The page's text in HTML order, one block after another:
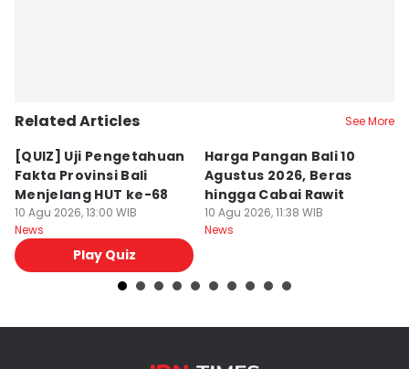
Related Articles See More
[QUIZ] Uji Pengetahuan
Fakta Provinsi Bali
Menjelang HUT ke-68
10 Agu 2026, 13:00 WIB
News
Play Quiz
Harga Pangan Bali 10
Agustus 2026, Beras
hingga Cabai Rawit
10 Agu 2026, 11:38 WIB
News